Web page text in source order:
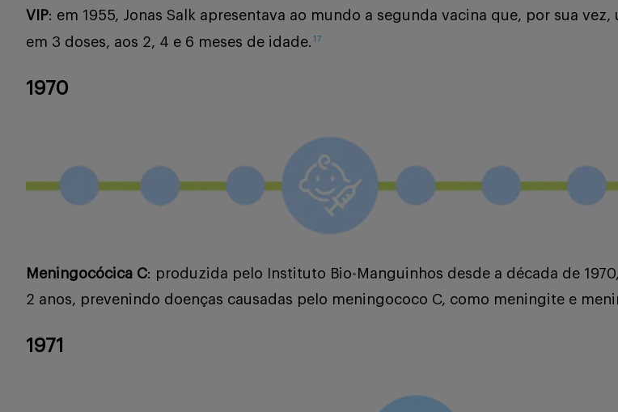
VIP: em 1955, Jonas Salk apresentava ao mundo a segunda vacina que, por sua
em 3 doses, aos 2, 4 e 6 meses de idade. 17
1970
Meningocócica C: produzida pelo Instituto Bio-Manguinhos desde a década de
2 anos, prevenindo doenças causadas pelo meningococo C, como meningite e
1971